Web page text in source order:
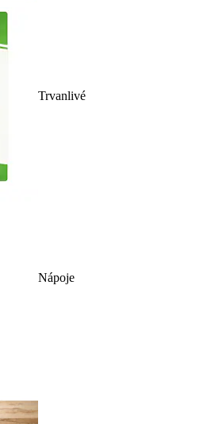
Trvanlivé
Nápoje